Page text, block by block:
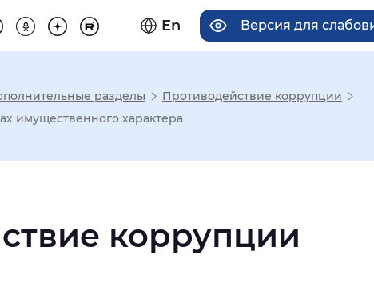
En Версия для
отображения
засечками
разделы
Противодействие коррупции
имущественного характера
коррупции